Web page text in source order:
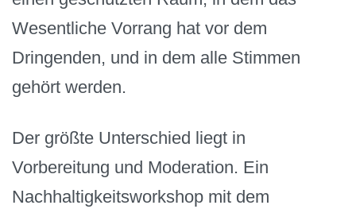
Wesentliche Vorrang hat vor dem
Dringenden, und in dem alle Stimmen
gehört werden.
Der größte Unterschied liegt in
Vorbereitung und Moderation. Ein
Nachhaltigkeitsworkshop mit dem